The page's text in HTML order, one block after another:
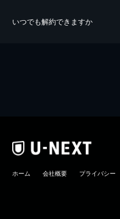
いつでも解約できますか
ホーム 会社概要 プライバシー